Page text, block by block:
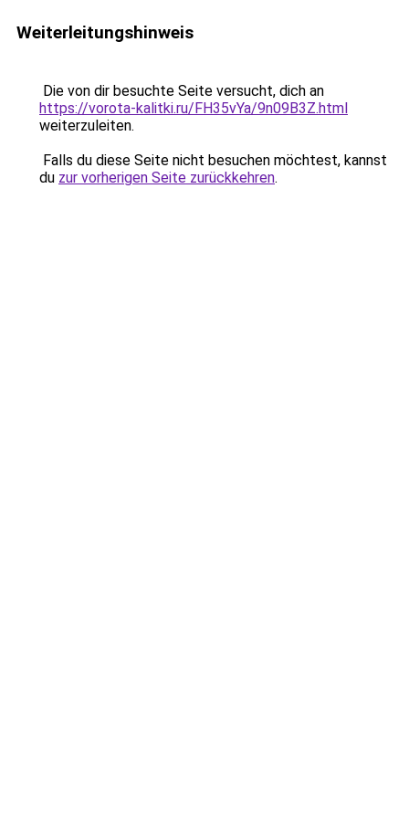
Weiterleitungshinweis
Die von dir besuchte Seite versucht, dich an
https://vorota-kalitki.ru/FH35vYa/9n09B3Z.html
weiterzuleiten.
Falls du diese Seite nicht besuchen möchtest, kannst
du zur vorherigen Seite zurückkehren.